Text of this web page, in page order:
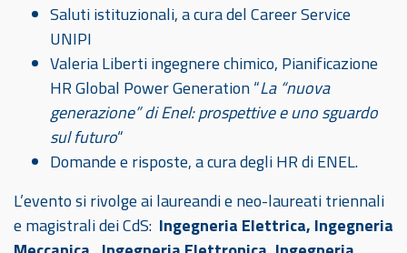
Saluti istituzionali, a cura del Career Service
UNIPI
Valeria Liberti ingegnere chimico, Pianificazione
HR Global Power Generation “La “nuova
generazione” di Enel: prospettive e uno sguardo
sul futuro“
Domande e risposte, a cura degli HR di ENEL.
L’evento si rivolge ai laureandi e neo-laureati triennali
e magistrali dei CdS: Ingegneria Elettrica, Ingegneria